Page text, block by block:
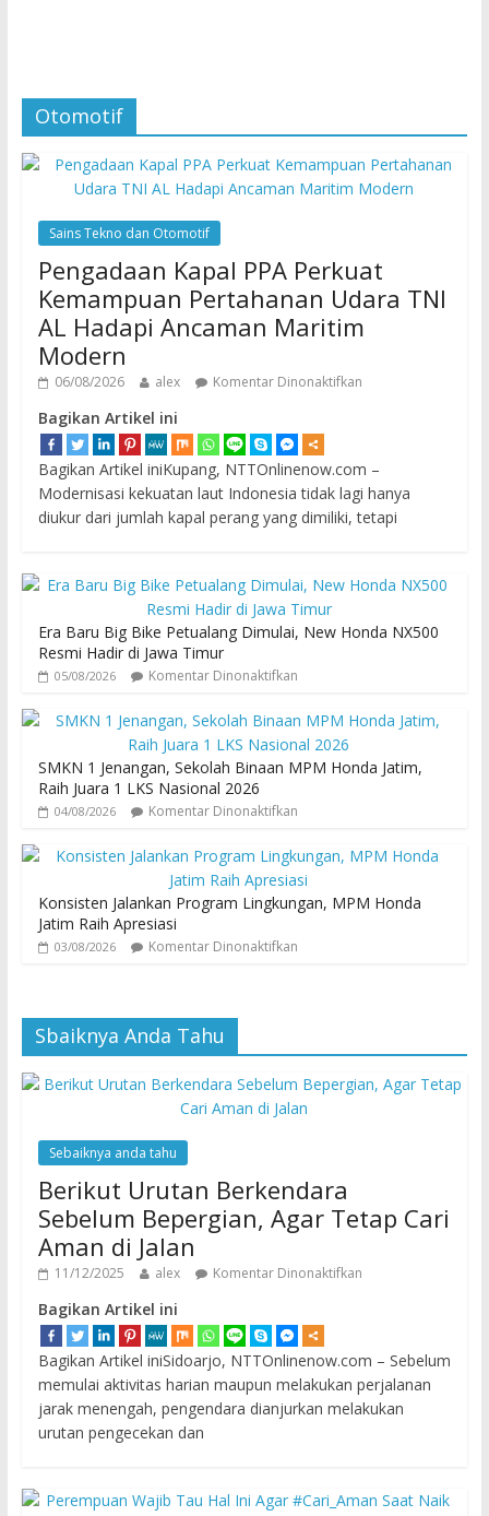
Otomotif
Sains Tekno dan Otomotif
Pengadaan Kapal PPA Perkuat
Kemampuan Pertahanan Udara TNI
AL Hadapi Ancaman Maritim
Modern
06/08/2026 alex Komentar Dinonaktifkan
Bagikan Artikel ini
Bagikan Artikel iniKupang, NTTOnlinenow.com –
Modernisasi kekuatan laut Indonesia tidak lagi hanya
diukur dari jumlah kapal perang yang dimiliki, tetapi
Era Baru Big Bike Petualang Dimulai, New Honda NX500
Resmi Hadir di Jawa Timur
05/08/2026 Komentar Dinonaktifkan
SMKN 1 Jenangan, Sekolah Binaan MPM Honda Jatim,
Raih Juara 1 LKS Nasional 2026
04/08/2026 Komentar Dinonaktifkan
Konsisten Jalankan Program Lingkungan, MPM Honda
Jatim Raih Apresiasi
03/08/2026 Komentar Dinonaktifkan
Sbaiknya Anda Tahu
Sebaiknya anda tahu
Berikut Urutan Berkendara
Sebelum Bepergian, Agar Tetap Cari
Aman di Jalan
11/12/2025 alex Komentar Dinonaktifkan
Bagikan Artikel ini
Bagikan Artikel iniSidoarjo, NTTOnlinenow.com – Sebelum
memulai aktivitas harian maupun melakukan perjalanan
jarak menengah, pengendara dianjurkan melakukan
urutan pengecekan dan